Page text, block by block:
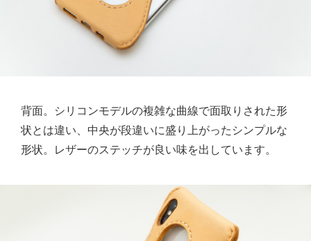
背面。シリコンモデルの複雑な曲線で面取りされた形
状とは違い、中央が段違いに盛り上がったシンプルな
形状。レザーのステッチが良い味を出しています。